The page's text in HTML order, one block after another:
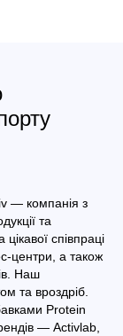
— компанія з
та
співпраці
центри, а також
Наш
та вроздріб.
Protein
— Activlab,